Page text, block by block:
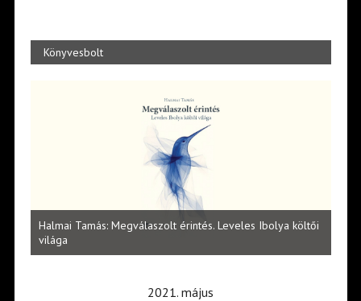
Könyvesbolt
Halmai Tamás: Megválaszolt érintés. Leveles Ibolya költői
világa
2021. május